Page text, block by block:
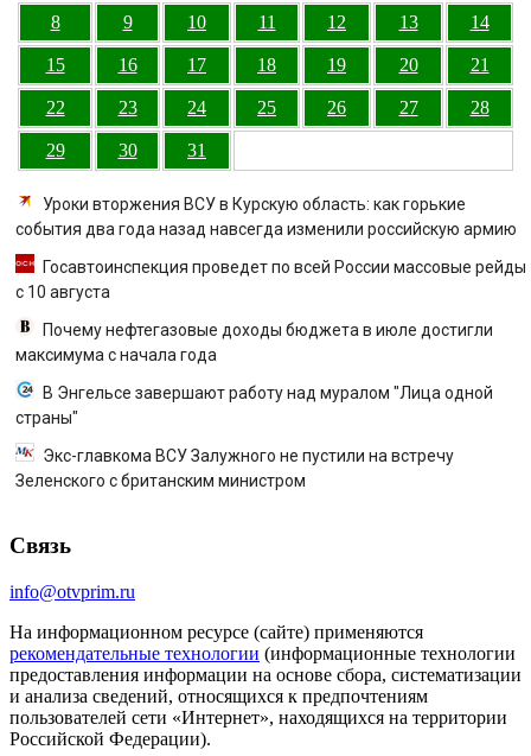
8 9 10 11 12 13 14
15 16 17 18 19 20 21
22 23 24 25 26 27 28
29 30 31
Уроки вторжения ВСУ в Курскую область: как горькие
события два года назад навсегда изменили российскую армию
Госавтоинспекция проведет по всей России массовые рейды
с 10 августа
Почему нефтегазовые доходы бюджета в июле достигли
максимума с начала года
В Энгельсе завершают работу над муралом "Лица одной
страны"
Экс-главкома ВСУ Залужного не пустили на встречу
Зеленского с британским министром
Связь
info@otvprim.ru
На информационном ресурсе (сайте) применяются
рекомендательные технологии (информационные технологии
предоставления информации на основе сбора, систематизации
и анализа сведений, относящихся к предпочтениям
пользователей сети «Интернет», находящихся на территории
Российской Федерации).